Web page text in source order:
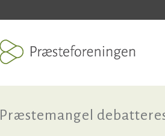
Præstemangel